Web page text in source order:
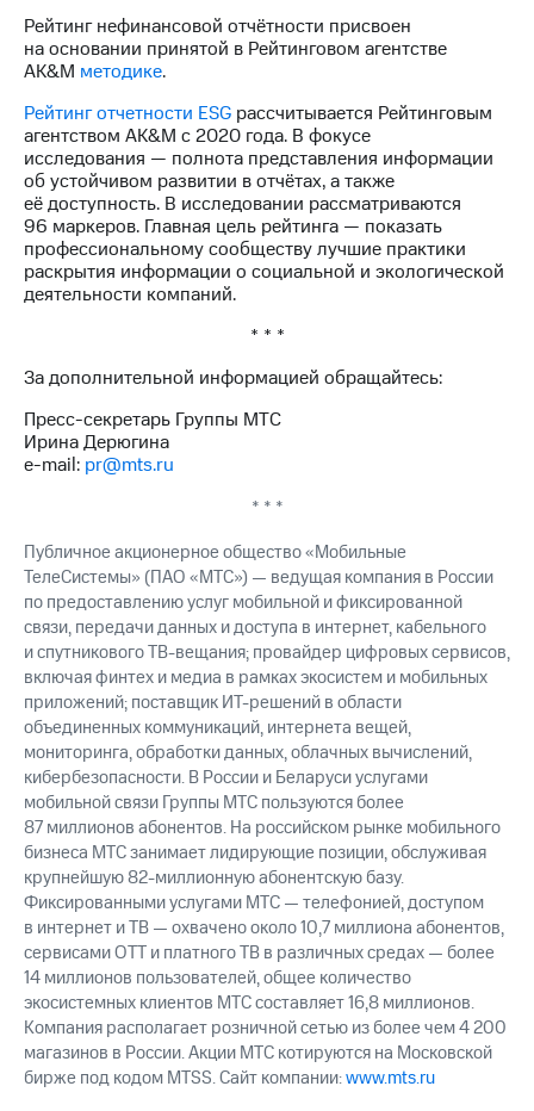
Рейтинг нефинансовой отчётности присвоен
на основании принятой в Рейтинговом агентстве
AK&M методике.
Рейтинг отчетности ESG рассчитывается Рейтинговым
агентством AK&M с 2020 года. В фокусе
исследования — полнота представления информации
об устойчивом развитии в отчётах, а также
её доступность. В исследовании рассматриваются
96 маркеров. Главная цель рейтинга — показать
профессиональному сообществу лучшие практики
раскрытия информации о социальной и экологической
деятельности компаний.
* * *
За дополнительной информацией обращайтесь:
Пресс-секретарь Группы МТС
Ирина Дерюгина
e-mail: pr@mts.ru
* * *
Публичное акционерное общество «Мобильные
ТелеСистемы» (ПАО «МТС») — ведущая компания в России
по предоставлению услуг мобильной и фиксированной
связи, передачи данных и доступа в интернет, кабельного
и спутникового ТВ-вещания; провайдер цифровых сервисов,
включая финтех и медиа в рамках экосистем и мобильных
приложений; поставщик ИТ-решений в области
объединенных коммуникаций, интернета вещей,
мониторинга, обработки данных, облачных вычислений,
кибербезопасности. В России и Беларуси услугами
мобильной связи Группы МТС пользуются более
87 миллионов абонентов. На российском рынке мобильного
бизнеса МТС занимает лидирующие позиции, обслуживая
крупнейшую 82-миллионную абонентскую базу.
Фиксированными услугами МТС — телефонией, доступом
в интернет и ТВ — охвачено около 10,7 миллиона абонентов,
сервисами OTT и платного ТВ в различных средах — более
14 миллионов пользователей, общее количество
экосистемных клиентов МТС составляет 16,8 миллионов.
Компания располагает розничной сетью из более чем 4 200
магазинов в России. Акции МТС котируются на Московской
бирже под кодом MTSS. Сайт компании:www.mts.ru